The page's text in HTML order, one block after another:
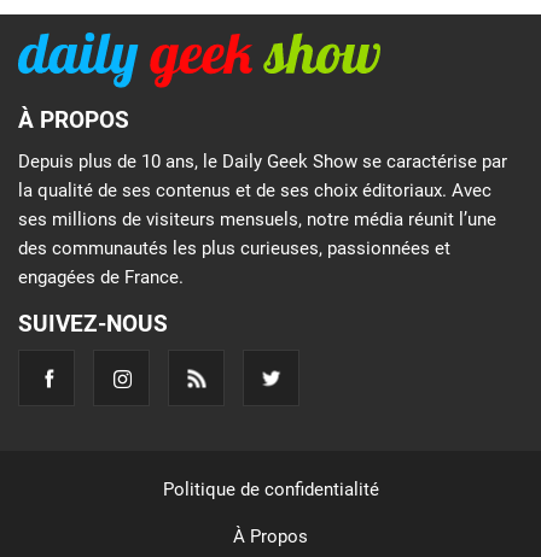
À PROPOS
Depuis plus de 10 ans, le Daily Geek Show se caractérise par
la qualité de ses contenus et de ses choix éditoriaux. Avec
ses millions de visiteurs mensuels, notre média réunit l’une
des communautés les plus curieuses, passionnées et
engagées de France.
SUIVEZ-NOUS
Politique de confidentialité
À Propos